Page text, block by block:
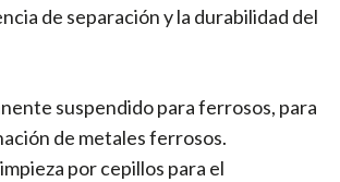
de separación y la durabilidad del
suspendido para ferrosos, para
de metales ferrosos.
por cepillos para el